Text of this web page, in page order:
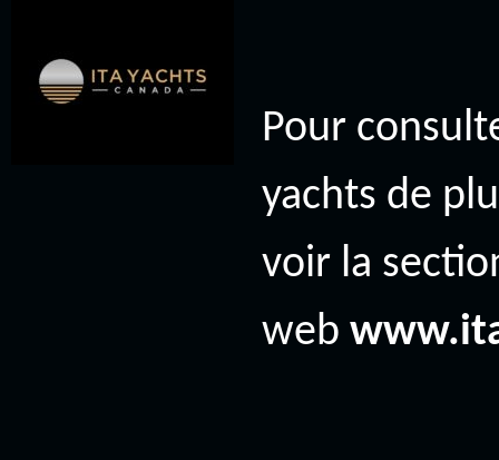
Pour
yachts de
voir la
web